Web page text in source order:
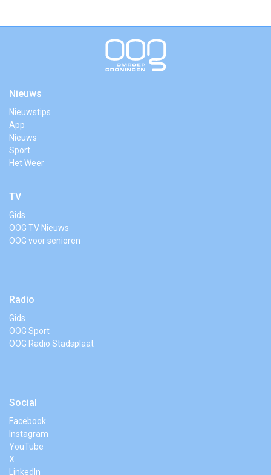
Nieuws
Nieuwstips
App
Nieuws
Sport
Het Weer
TV
Gids
OOG TV Nieuws
OOG voor senioren
Radio
Gids
OOG Sport
OOG Radio Stadsplaat
Social
Facebook
Instagram
YouTube
X
LinkedIn